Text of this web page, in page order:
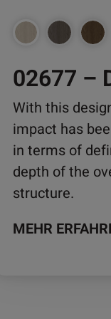
With this
impact has
in terms of
depth of the
structure.
MEHR
Produktseite
gewählt
werden